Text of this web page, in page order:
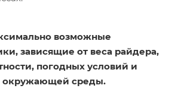
возможные
зависящие от веса райдера,
погодных условий и
окружающей среды.